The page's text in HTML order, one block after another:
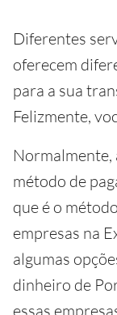
Diferentes
oferecem
para a sua
Felizmente,
Normalmente,
método de
que é o
empresas na
algumas
dinheiro de
essas